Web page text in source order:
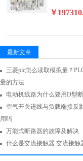
￥
最新文章
三菱plc怎么读取模拟量？
量的方法
电动机线路为什么要用D型
空气开关进线与负载端接反
用吗
万能式断路器的故障及解决
什么是交流接触器 交流接触